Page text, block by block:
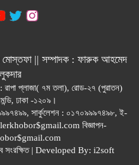
মোস্তফা || সম্পাদক : ফারুক আহমেদ
: রাপা প্লাজা( ৭ম তলা), রোড-২৭ (পুরাতন)
ঢাকা -১২০৯।
সার্কুলেশন : ০১৭০৯৯৯৭৪৯৮, ই-
বিজ্ঞাপন-
সংরক্ষিত | Developed By: i2soft